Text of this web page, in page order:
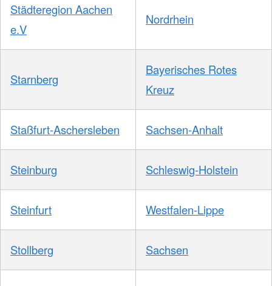
Städteregion Aachen
e.V
Nordrhein
Starnberg
Bayerisches Rotes
Kreuz
Staßfurt-Aschersleben Sachsen-Anhalt
Steinburg Schleswig-Holstein
Steinfurt Westfalen-Lippe
Stollberg Sachsen